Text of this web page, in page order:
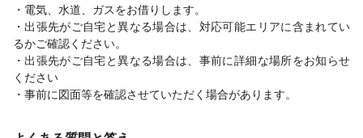
・電気、水道、ガスをお借りします。
・出張先がご自宅と異なる場合は、対応可能エリアに含まれてい
るかご確認ください。
・出張先がご自宅と異なる場合は、事前に詳細な場所をお知らせ
ください
・事前に図面等を確認させていただく場合があります。